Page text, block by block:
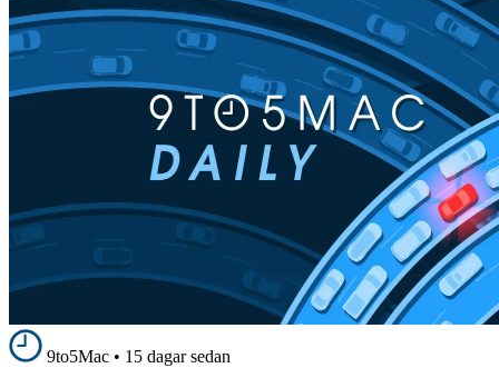
9to5Mac • 15 dagar sedan